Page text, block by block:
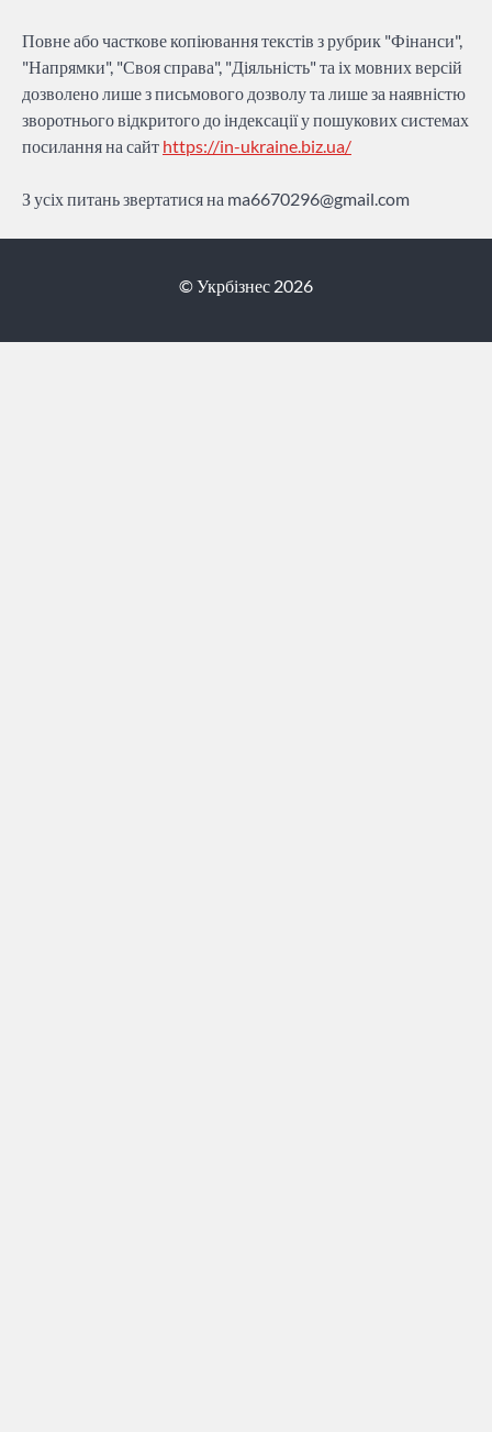
Повне або часткове копіювання текстів з рубрик "Фінанси",
"Напрямки", "Своя справа", "Діяльність" та іх мовних версій
дозволено лише з письмового дозволу та лише за наявністю
зворотнього відкритого до індексації у пошукових системах
посилання на сайт https://in-ukraine.biz.ua/
З усіх питань звертатися на ma6670296@gmail.com
© Укрбізнес 2026